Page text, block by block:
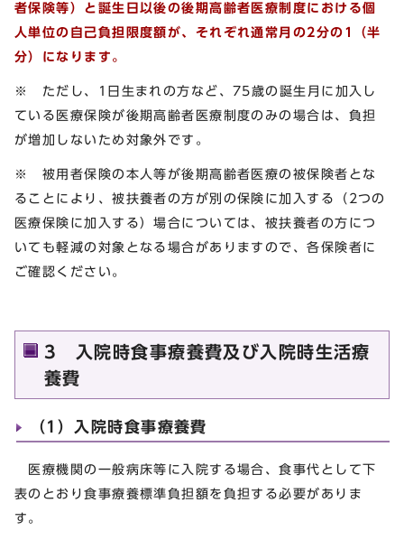
者保険等）と誕生日以後の後期高齢者医療制度における個
人単位の自己負担限度額が、それぞれ通常月の2分の1（半
分）になります。
※ ただし、1日生まれの方など、75歳の誕生月に加入し
ている医療保険が後期高齢者医療制度のみの場合は、負担
が増加しないため対象外です。
※ 被用者保険の本人等が後期高齢者医療の被保険者とな
ることにより、被扶養者の方が別の保険に加入する（2つの
医療保険に加入する）場合については、被扶養者の方につ
いても軽減の対象となる場合がありますので、各保険者に
ご確認ください。
3 入院時食事療養費及び入院時生活療
養費
（1）入院時食事療養費
医療機関の一般病床等に入院する場合、食事代として下
表のとおり食事療養標準負担額を負担する必要がありま
す。